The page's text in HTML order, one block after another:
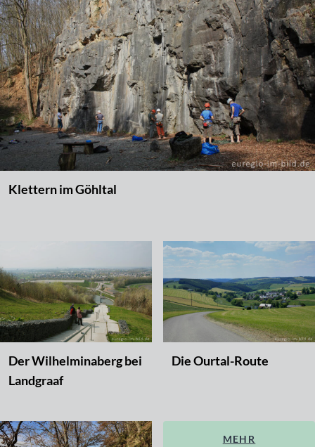
Klettern im Göhltal
Der Wilhelminaberg bei
Landgraaf
Die Ourtal-Route
MEHR